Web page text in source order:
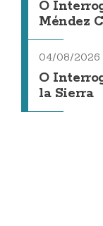
O
Méndez
04/08/2026
O
la Sierra